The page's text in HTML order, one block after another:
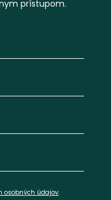
prístupom.
osobných údajov.